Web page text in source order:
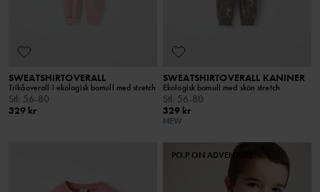
SWEATSHIRTOVERALL
Trikåoverall i ekologisk bomull med stretch
Stl: 56-80
329 kr
SWEATSHIRTOVERALL KANINER
Ekologisk bomull med skön stretch
Stl: 56-80
329 kr
NEW
PO.P ON ADVENTURE